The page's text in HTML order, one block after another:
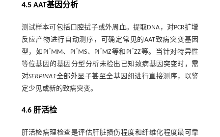
4.5 AAT基因分析
测试样本可包括口腔拭子或外周血。提取DNA，对PCR扩增
反应产物进行自动测序，可确定常见的AAT致病突变基因
型，如PI * MM、PI * MS、PI * MZ等和PI *ZZ等。当针对特异性
等位基因的基因分型分析未检出已知致病基因突变时，需
对SERPINA1全部外显子甚至全基因组进行直接测序，以鉴
定少见或新的致病突变。
4.6 肝活检
肝活检病理检查是评估肝脏损伤程度和纤维化程度最可靠